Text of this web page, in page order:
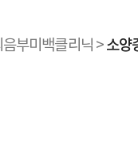
부미백클리닉 >소양